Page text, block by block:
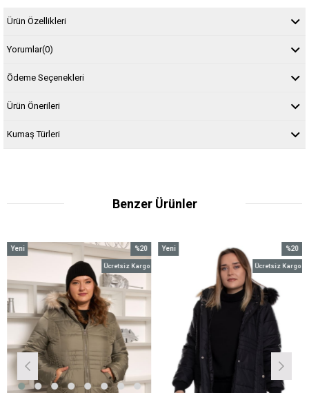
Ürün Özellikleri
Yorumlar(0)
Ödeme Seçenekleri
Ürün Önerileri
Kumaş Türleri
Benzer Ürünler
%20
İndirim
Ücretsiz Kargo
Yeni
%20
İndirim
Ücretsiz Kargo
Yeni